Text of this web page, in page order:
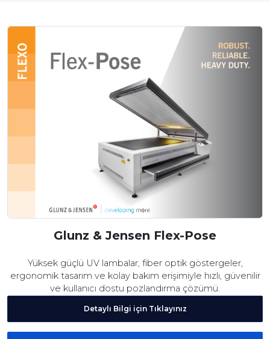
Glunz & Jensen Flex-Pose
Yüksek güçlü UV lambalar, fiber optik göstergeler,
ergonomik tasarım ve kolay bakım erişimiyle hızlı, güvenilir
ve kullanıcı dostu pozlandırma çözümü.
Detaylı Bilgi için Tıklayınız